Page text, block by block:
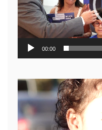
00:00
Reproductor
de
video